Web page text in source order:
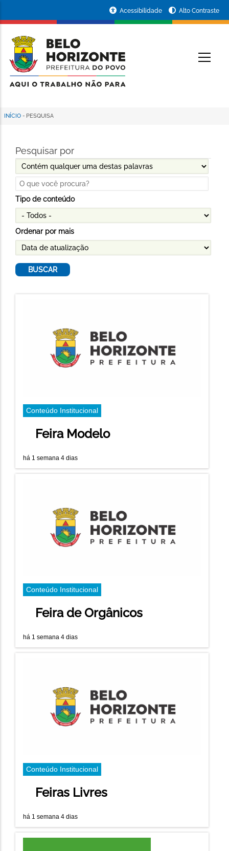
conteúdo
principal
da
Prefeitura
de
Horizonte
Acessibilidade Alto Contraste
Trilha
navegação
INÍCIO - PESQUISA
Pesquisar por
Operador
Tipo de conteúdo
Ordenar por mais
Conteúdo Institucional
Feira Modelo
há 1 semana 4 dias
Conteúdo Institucional
Feira de Orgânicos
há 1 semana 4 dias
Conteúdo Institucional
Feiras Livres
há 1 semana 4 dias